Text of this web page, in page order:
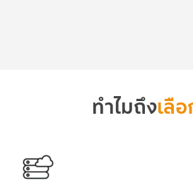
ทำไมถึงเลื